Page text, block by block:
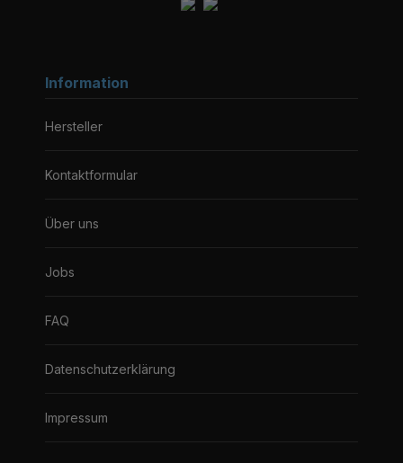
Information
Hersteller
Kontaktformular
Über uns
Jobs
FAQ
Datenschutzerklärung
Impressum